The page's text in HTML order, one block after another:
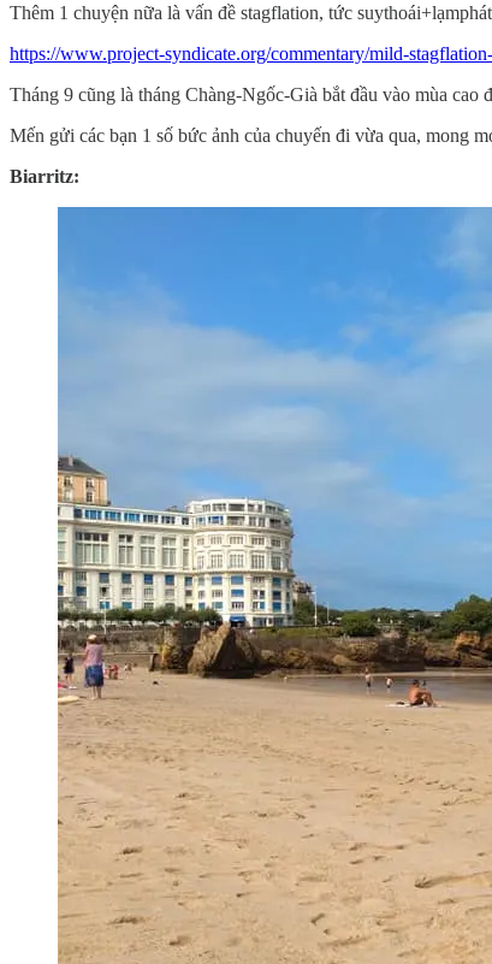
Thêm 1 chuyện nữa là vấn đề stagflation, tức
https://www.project-syndicate.org/commentary/mild-
Tháng 9 cũng là tháng Chàng-Ngốc-Già bắt đầu vào mùa
Mến gửi các bạn 1 số bức ảnh của chuyến đi vừa qua, mong
Biarritz: